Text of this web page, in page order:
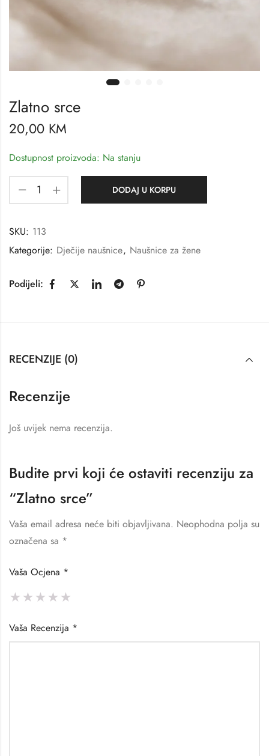
Zlatno srce
20,00 KM
Dostupnost proizvoda: Na stanju
DODAJ U KORPU
SKU: 113
Kategorije: Dječije naušnice, Naušnice za žene
Podijeli:
RECENZIJE (0)
Recenzije
Još uvijek nema recenzija.
Budite prvi koji će ostaviti recenziju za
“Zlatno srce”
Vaša email adresa neće biti objavljivana. Neophodna polja su
označena sa *
Vaša Ocjena *
Vaša Recenzija *